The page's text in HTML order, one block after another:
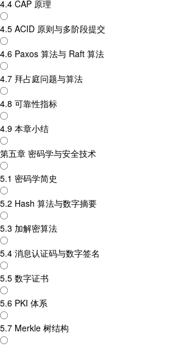
4.4 CAP 原理
4.5 ACID 原则与多阶段提交
4.6 Paxos 算法与 Raft 算法
4.7 拜占庭问题与算法
4.8 可靠性指标
4.9 本章小结
第五章 密码学与安全技术
5.1 密码学简史
5.2 Hash 算法与数字摘要
5.3 加解密算法
5.4 消息认证码与数字签名
5.5 数字证书
5.6 PKI 体系
5.7 Merkle 树结构